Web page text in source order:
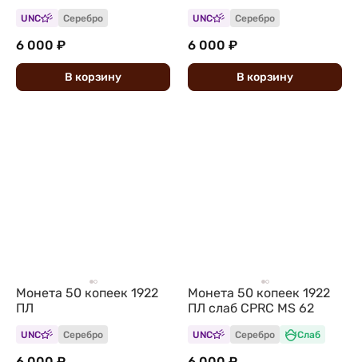
UNC Серебро
6 000 ₽
В корзину
UNC Серебро
6 000 ₽
В корзину
Монета 50 копеек 1922
ПЛ
UNC Серебро
Монета 50 копеек 1922
ПЛ слаб CPRC MS 62
UNC Серебро Слаб